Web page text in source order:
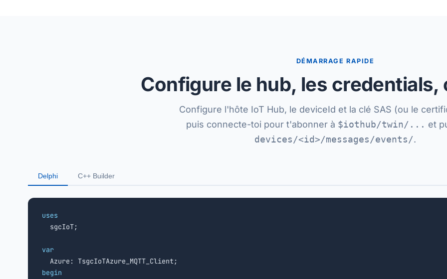
DÉMARRAGE RAPIDE
Configure le hub, les credentials,
Configure l'hôte IoT Hub, le deviceId et la clé SAS (ou le
puis connecte-toi pour t'abonner à $iothub/twin/... et
devices/<id>/messages/events/.
Delphi C++ Builder
uses
sgcIoT;
var
begin